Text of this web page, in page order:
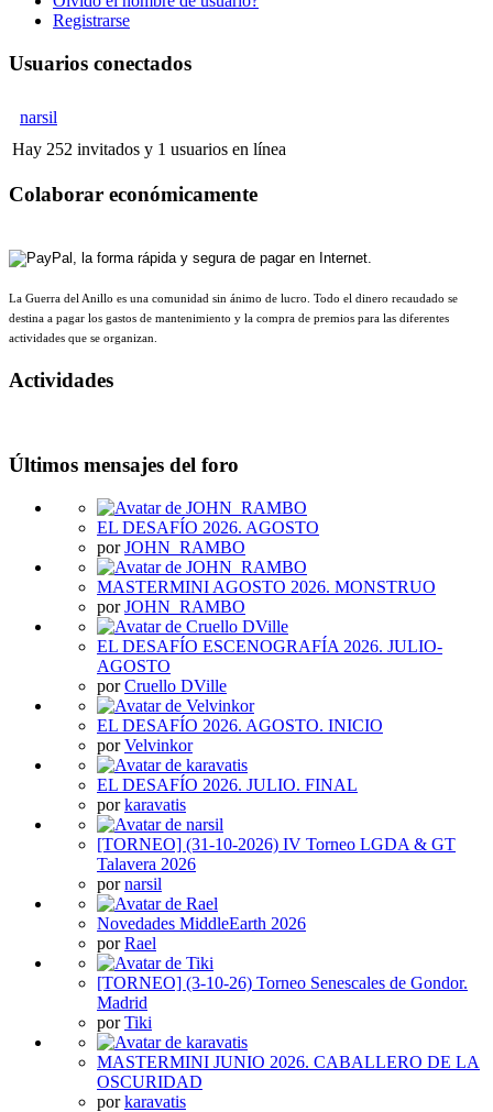
Registrarse
Usuarios conectados
narsil
Hay 252 invitados y 1 usuarios en línea
Colaborar económicamente
La Guerra del Anillo es una comunidad sin ánimo de lucro. Todo el dinero recaudado se
destina a pagar los gastos de mantenimiento y la compra de premios para las diferentes
actividades que se organizan.
Actividades
Últimos mensajes del foro
EL DESAFÍO 2026. AGOSTO
porJOHN_RAMBO
MASTERMINI AGOSTO 2026. MONSTRUO
porJOHN_RAMBO
EL DESAFÍO ESCENOGRAFÍA 2026. JULIO-
AGOSTO
porCruello DVille
EL DESAFÍO 2026. AGOSTO. INICIO
porVelvinkor
EL DESAFÍO 2026. JULIO. FINAL
porkaravatis
[TORNEO] (31-10-2026) IV Torneo LGDA & GT
Talavera 2026
pornarsil
Novedades MiddleEarth 2026
porRael
[TORNEO] (3-10-26) Torneo Senescales de Gondor.
Madrid
porTiki
MASTERMINI JUNIO 2026. CABALLERO DE LA
OSCURIDAD
porkaravatis